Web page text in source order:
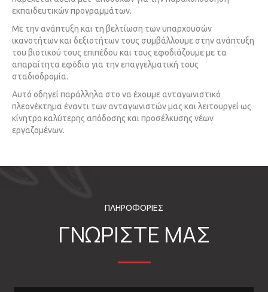
εκπαιδευτικών προγραμμάτων.
Με την ανάπτυξη και τη βελτίωση των υπαρχουσών
ικανοτήτων και δεξιοτήτων τους συμβάλλουμε στην ανάπτυξη
του βιοτικού τους επιπέδου και τους εφοδιάζουμε με τα
απαραίτητα εφόδια για την επαγγελματική τους
σταδιοδρομία.
Αυτό οδηγεί παράλληλα στο να έχουμε ανταγωνιστικό
πλεονέκτημα έναντι των ανταγωνιστών μας και λειτουργεί ως
κίνητρο καλύτερης απόδοσης και προσέλκυσης νέων
εργαζομένων.
ΠΛΗΡΟΦΟΡΙΕΣ
ΓΝΩΡΙΣΤΕ ΜΑΣ